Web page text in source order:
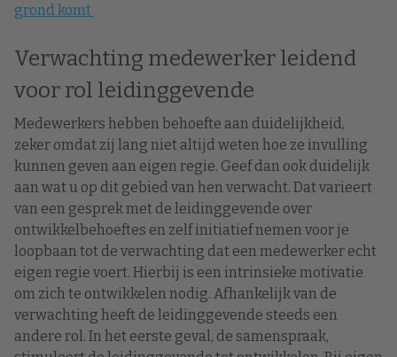
grond komt
Verwachting medewerker leidend
voor rol leidinggevende
Medewerkers hebben behoefte aan duidelijkheid,
zeker omdat zij lang niet altijd weten hoe ze invulling
kunnen geven aan eigen regie. Geef dan ook duidelijk
aan wat u op dit gebied van hen verwacht. Dat varieert
van een gesprek met de leidinggevende over
ontwikkelbehoeftes en zelf initiatief nemen voor je
loopbaan tot de verwachting dat een medewerker echt
eigen regie voert. Hierbij is een intrinsieke motivatie
om zich te ontwikkelen nodig. Afhankelijk van de
verwachting heeft de leidinggevende steeds een
andere rol. In het eerste geval, de samenspraak,